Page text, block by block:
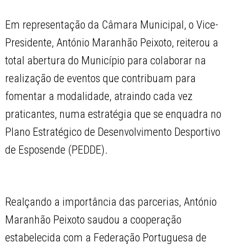
Em representação da Câmara Municipal, o Vice-
Presidente, António Maranhão Peixoto, reiterou a
total abertura do Município para colaborar na
realização de eventos que contribuam para
fomentar a modalidade, atraindo cada vez
praticantes, numa estratégia que se enquadra no
Plano Estratégico de Desenvolvimento Desportivo
de Esposende (PEDDE).
Realçando a importância das parcerias, António
Maranhão Peixoto saudou a cooperação
estabelecida com a Federação Portuguesa de